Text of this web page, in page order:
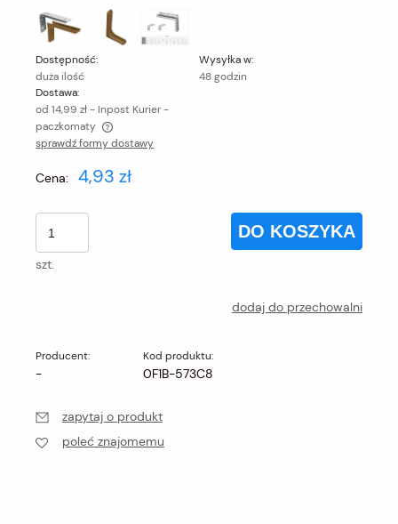
Dostępność:
duża ilość
Wysyłka w:
48 godzin
Dostawa:
od 14,99 zł- Inpost Kurier -
paczkomaty
Cena nie zawiera ewentualnych kosztów płatności
sprawdź formy dostawy
Cena: 4,93 zł
szt.
DO KOSZYKA
dodaj do przechowalni
Producent:
-
Kod produktu:
0F1B-573C8
zapytaj o produkt
poleć znajomemu